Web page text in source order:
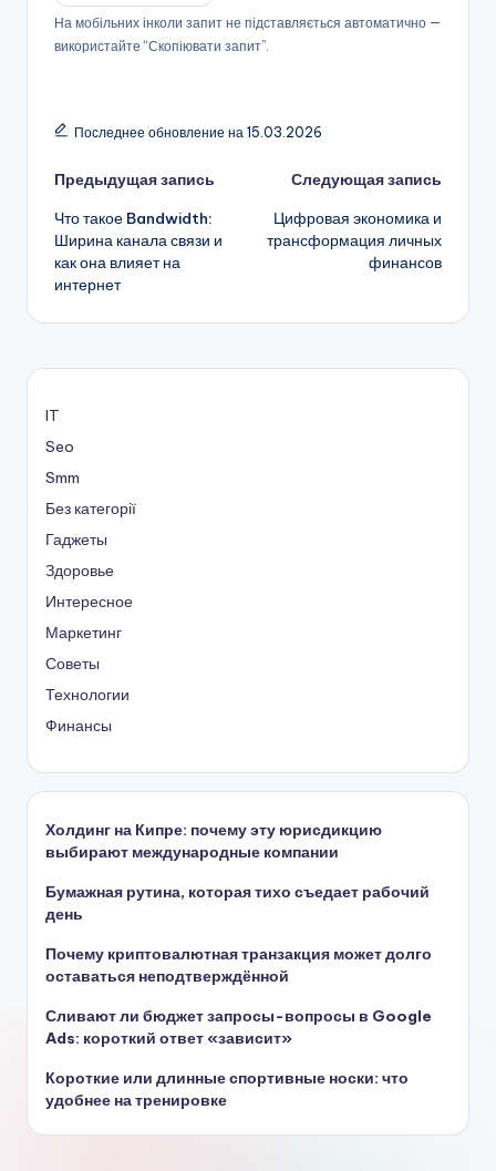
На мобільних інколи запит не підставляється автоматично —
використайте “Скопіювати запит”.
Последнее обновление на 15.03.2026
Навигация
записи
Предыдущая запись
Что такое Bandwidth:
Ширина канала связи и
как она влияет на
интернет
Следующая запись
Цифровая экономика и
трансформация личных
финансов
IT
Seo
Smm
Без категорії
Гаджеты
Здоровье
Интересное
Маркетинг
Советы
Технологии
Финансы
Холдинг на Кипре: почему эту юрисдикцию
выбирают международные компании
Бумажная рутина, которая тихо съедает рабочий
день
Почему криптовалютная транзакция может долго
оставаться неподтверждённой
Сливают ли бюджет запросы-вопросы в Google
Ads: короткий ответ «зависит»
Короткие или длинные спортивные носки: что
удобнее на тренировке